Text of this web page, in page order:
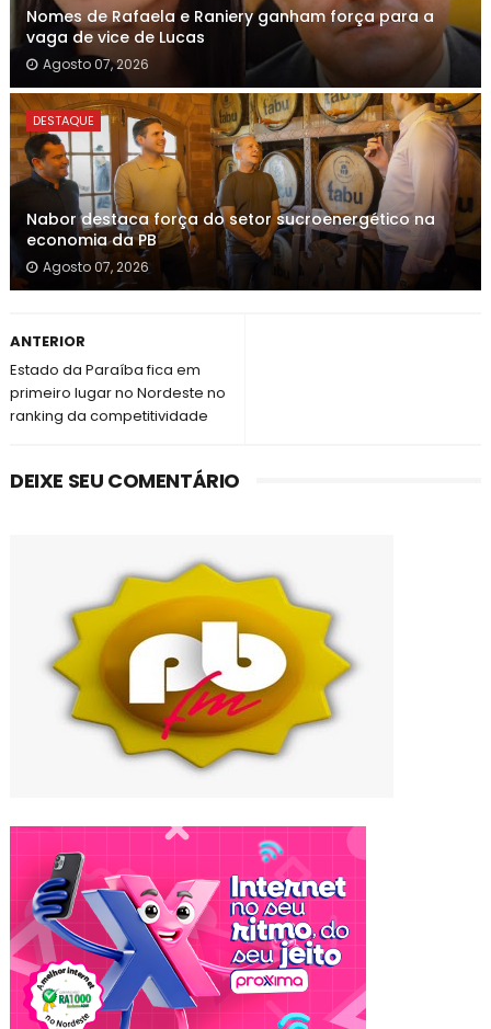
Nomes de Rafaela e Raniery ganham força para a
vaga de vice de Lucas
Agosto 07, 2026
DESTAQUE
Nabor destaca força do setor sucroenergético na
economia da PB
Agosto 07, 2026
ANTERIOR
Estado da Paraíba fica em
primeiro lugar no Nordeste no
ranking da competitividade
DEIXE SEU COMENTÁRIO